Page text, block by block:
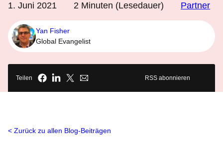
1. Juni 2021 2 Minuten (Lesedauer) Partner
Yan Fisher
Global Evangelist
Teilen RSS abonnieren
Zurück zu allen Blog-Beiträgen